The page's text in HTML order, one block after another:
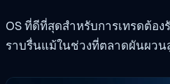
OS ที่ดีที่สุดสำหรับการเทรดต้อ
ราบรื่นแม้ในช่วงที่ตลาดผันผวน